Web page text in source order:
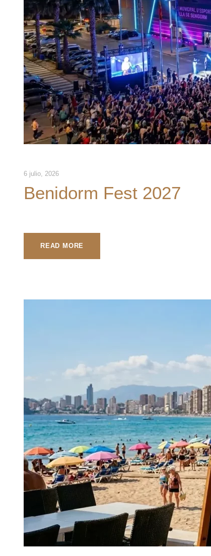
6 julio, 2026
Benidorm Fest 2027
READ MORE